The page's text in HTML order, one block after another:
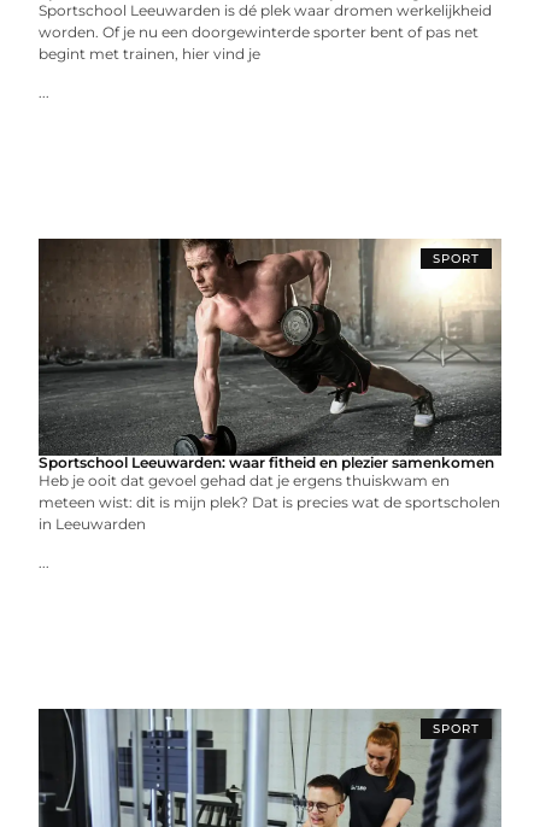
Sportschool Leeuwarden is dé plek waar dromen werkelijkheid
worden. Of je nu een doorgewinterde sporter bent of pas net
begint met trainen, hier vind je
...
SPORT
Sportschool Leeuwarden: waar fitheid en plezier samenkomen
Heb je ooit dat gevoel gehad dat je ergens thuiskwam en
meteen wist: dit is mijn plek? Dat is precies wat de sportscholen
in Leeuwarden
...
SPORT